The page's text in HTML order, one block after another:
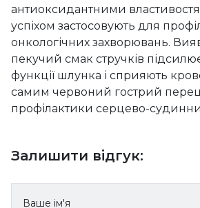
антиоксидантними
успіхом застосовують для
онкологічних захворювань.
пекучий смак стручків
функції шлунка і сприяють
самим червоний гострий
профілактики серцево-
Залишити відгук:
Ваше ім'я